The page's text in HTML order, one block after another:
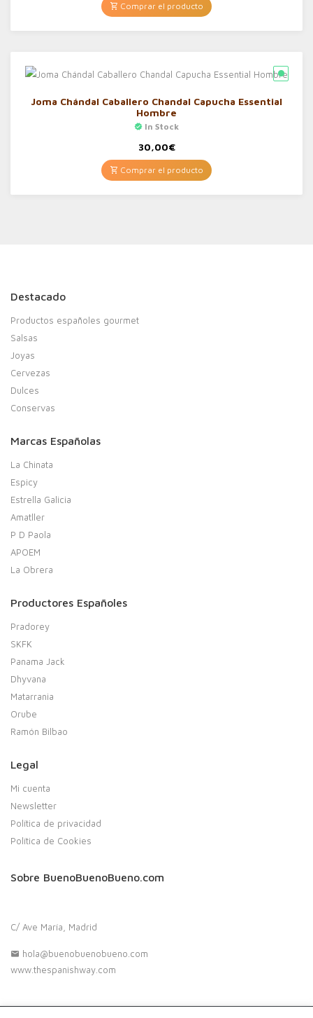
Comprar el producto
Joma Chándal Caballero Chandal Capucha Essential
Hombre
In Stock
30,00€
Comprar el producto
Destacado
Productos españoles gourmet
Salsas
Joyas
Cervezas
Dulces
Conservas
Marcas Españolas
La Chinata
Espicy
Estrella Galicia
Amatller
P D Paola
APOEM
La Obrera
Productores Españoles
Pradorey
SKFK
Panama Jack
Dhyvana
Matarrania
Orube
Ramón Bilbao
Legal
Mi cuenta
Newsletter
Política de privacidad
Política de Cookies
Sobre BuenoBuenoBueno.com
C/ Ave María, Madrid
hola@buenobuenobueno.com
www.thespanishway.com